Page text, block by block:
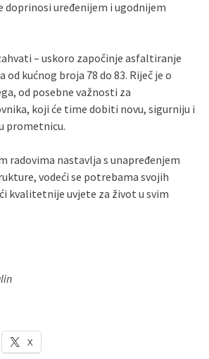
doprinosi uređenijem i ugodnijem
– uskoro započinje asfaltiranje
od kućnog broja 78 do 83. Riječ je o
od posebne važnosti za
koji će time dobiti novu, sigurniju i
prometnicu.
radovima nastavlja s unapređenjem
vodeći se potrebama svojih
kvalitetnije uvjete za život u svim
X